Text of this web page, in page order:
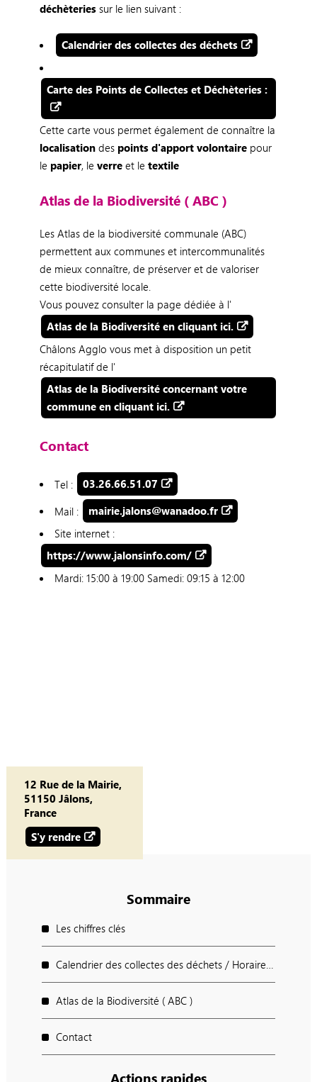
déchèteriessur le lien suivant :
Calendrier des collectes des déchets
Carte des Points de Collectes et Déchèteries :
Cette carte vous permet également de connaître la
localisation despoints d'apport volontairepour
le papier, le verre et le textile
Atlas de la Biodiversité ( ABC )
Les Atlas de la biodiversité communale (ABC)
permettent aux communes et intercommunalités
de mieux connaître, de préserver et de valoriser
cette biodiversité locale.
Vous pouvez consulter la page dédiée à l'
Atlas de la Biodiversité en cliquant ici.
Châlons Agglo vous met à disposition un petit
récapitulatif de l'
Atlas de la Biodiversité concernant votre
commune en cliquant ici.
Contact
Tel :
03.26.66.51.07
Mail :
mairie.jalons@wanadoo.fr
Site internet :
https://www.jalonsinfo.com/
Mardi: 15:00 à 19:00 Samedi: 09:15 à 12:00
12 Rue de la Mairie,
51150 Jâlons,
France
S'y rendre
Sommaire
Les chiffres clés
Calendrier des collectes des déchets / Horaires des déchèteries / Points d'apport Volontaires
Atlas de la Biodiversité ( ABC )
Contact
Actions rapides